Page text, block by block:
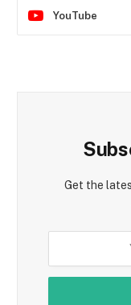
YouTube
Get the